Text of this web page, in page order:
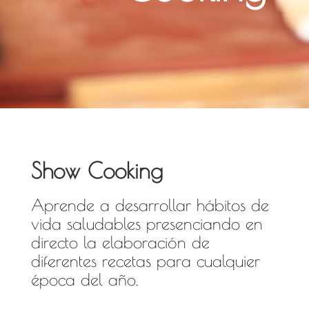
Show Cooking
Aprende a desarrollar hábitos de
vida saludables presenciando en
directo la elaboración de
diferentes recetas para cualquier
época del año.